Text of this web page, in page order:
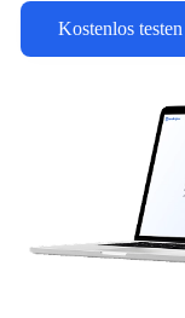
Kostenlos testen